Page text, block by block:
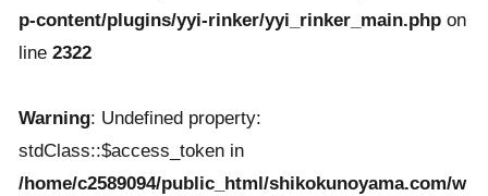
p-content/plugins/yyi-rinker/yyi_rinker_main.php on
line 2322
Warning: Undefined property:
stdClass::$access_token in
/home/c2589094/public_html/shikokunoyama.com/w